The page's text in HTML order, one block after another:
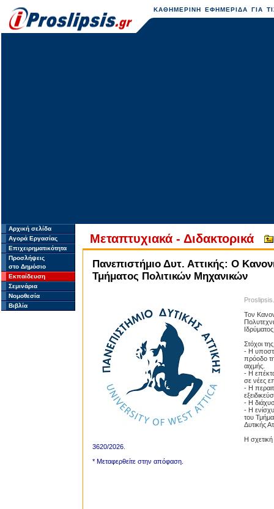
ΚΑΘΗΜΕΡΙΝΗ ΕΦΗΜΕΡΙΔΑ ΓΙΑ
Αρχική σελίδα
Αγορά Εργασίας
Επιχειρηματικότητα
Προσλήψεις
στο Δημόσιο
Εκπαίδευση
Σεμινάρια
Νομοθεσία
Βιβλία
Μεταπτυχιακά - Διδακτορικά
Πανεπιστήμιο Δυτ. Αττικής: Ο
Τμήματος Πολιτικών Μηχανικών
Τον
Στόχοι
- Η
πρόοδο
αιχμής.
- Η
σε νέες
- Η
- Η
- Η
του
Δυτικής
Η
3620/2026
* Μεταφερθείτε στην απόφαση.